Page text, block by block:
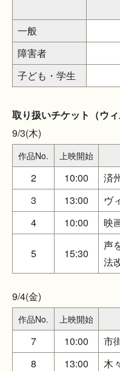
一般
障害者
子ども・学生
取り扱いチケット（ウィ
9/3(木)
作品No. 上映開始
2 10:00
済
3
13:00
ヴ
4
10:00 映
5 15:30
声
法
9/4(金)
作品No. 上映開始
7 10:00
市
8
13:00
木